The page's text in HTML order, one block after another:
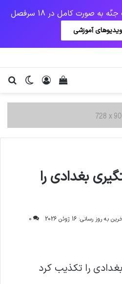
صورت کامل در 18 سرفصل
آموزشی
تغییر ورود
دیدن سبد خرید
بغدادی را
به روز رسانی: 16 ژوئن 2026
0
را تکذیب کرد